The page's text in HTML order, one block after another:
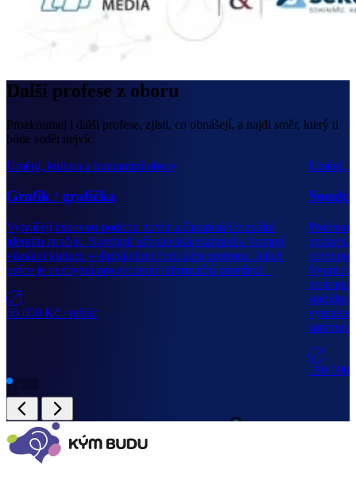
Další profese z oboru
Prozkoumej i další profese, zjisti, co obnášejí, a najdi směr, který ti
bude sedět nejvíc.
Umění, kultura a humanitní obory
Grafik / grafička
Vytvářejí tiskovou podobu novin a časopisů i vizuální
identitu značek. Navrhují uživatelská rozhraní a formují
vizuální kulturu v digitálním i fyzickém prostoru. Jejich
práce je nezbytná pro moderní informační prostředí.
60 000 Kč / měsíc
Umění,
stabilitu
180 000